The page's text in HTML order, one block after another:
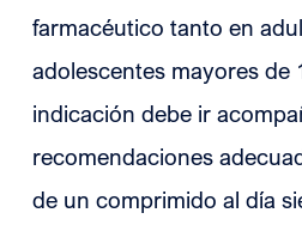
farmacéutico tanto en
adolescentes mayores de
indicación debe ir
recomendaciones
de un comprimido al día